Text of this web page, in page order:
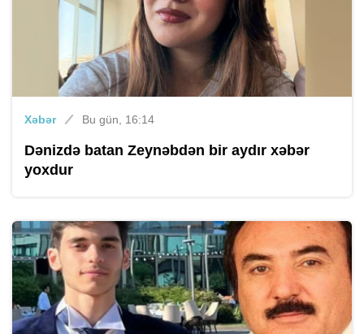
Xəbər Bu gün, 16:14
Dənizdə batan Zeynəbdən bir aydır xəbər
yoxdur